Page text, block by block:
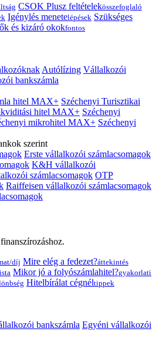
CSOK Plusz feltételekösszefoglaló
Igénylés menetelépések Szükséges
és kizáró okokfontos
Autólízing Vállalkozói
bankszámla
hitel MAX+ Széchenyi Turisztikai
hitel MAX+ Széchenyi
mikrohitel MAX+ Széchenyi
szerint
Erste vállalkozói számlacsomagok
K&H vállalkozói
számlacsomagok OTP
Raiffeisen vállalkozói számlacsomagok
díj Mire elég a fedezet?áttekintés
Mikor jó a folyószámlahitel?gyakorlati
Hitelbírálat cégnéltippek
bankszámla Egyéni vállalkozói